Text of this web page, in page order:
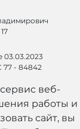
03.03.2023
- 84842
веб-
работы и
сайт, вы